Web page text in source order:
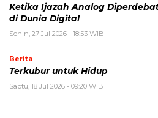
Ketika Ijazah Analog
di Dunia Digital
Senin, 27 Jul 2026 - 18:53 WIB
Berita
Terkubur untuk Hidup
Sabtu, 18 Jul 2026 - 09:20 WIB